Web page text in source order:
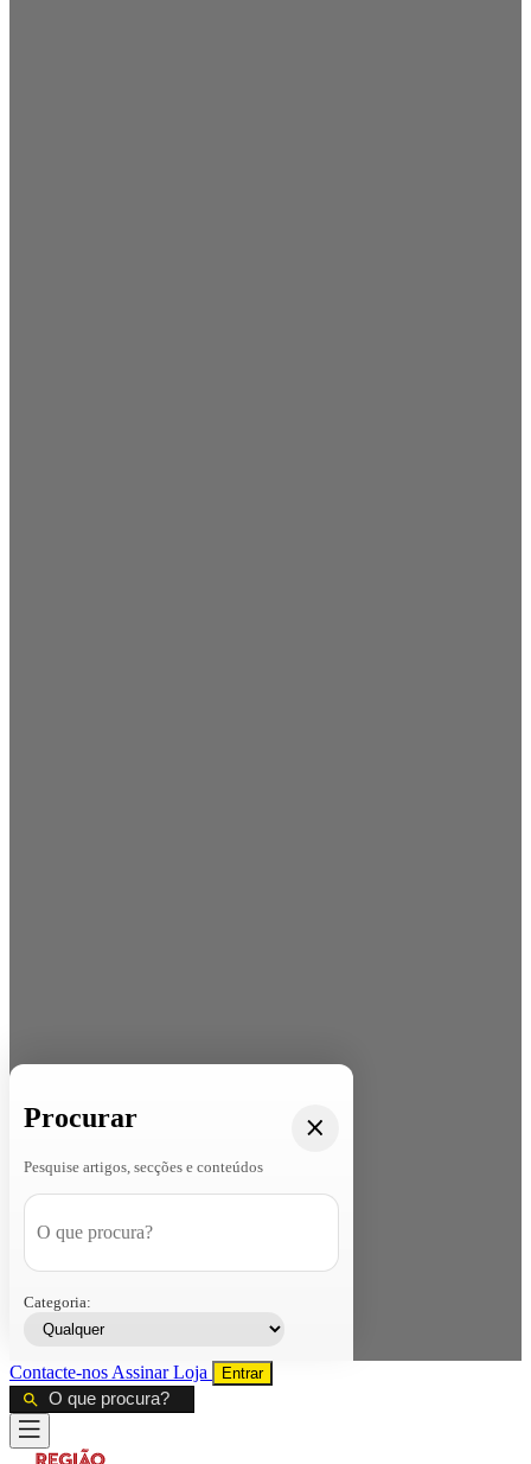
Procurar
Pesquise artigos, secções e conteúdos
Categoria:
Contacte-nos AssinarLoja Entrar